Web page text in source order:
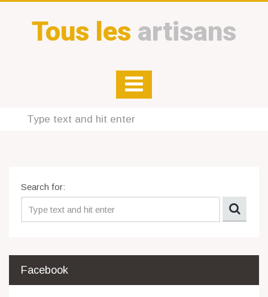
Tous les artisans
Search for:
Facebook